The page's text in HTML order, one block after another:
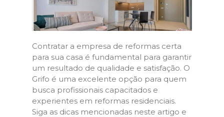
Contratar a empresa de reformas certa
para sua casa é fundamental para garantir
um resultado de qualidade e satisfação. O
Grifo é uma excelente opção para quem
busca profissionais capacitados e
experientes em reformas residenciais.
Siga as dicas mencionadas neste artigo e